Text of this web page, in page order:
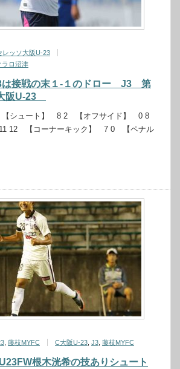
レッソ大阪U-23
ラロ沼津
は接戦の末１-１のドロー J3 第
阪U‐23
【シュート】 8 2 【オフサイド】 0 8
11 12 【コーナーキック】 7 0 【ペナル
藤枝MYFC C大阪U‐23 J3 藤枝MYFC
根木洸希の技ありシュート